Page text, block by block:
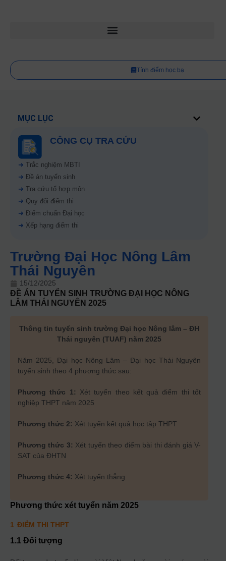
Tính điểm học bạ
MỤC LỤC
CÔNG CỤ TRA CỨU
➜ Trắc nghiệm MBTI
➜ Đề án tuyển sinh
➜ Tra cứu tổ hợp môn
➜ Quy đổi điểm thi
➜ Điểm chuẩn Đại học
➜ Xếp hạng điểm thi
Trường Đại Học Nông Lâm
Thái Nguyên
15/12/2025
ĐỀ ÁN TUYỂN SINH TRƯỜNG ĐẠI HỌC NÔNG
LÂM THÁI NGUYÊN 2025
Thông tin tuyển sinh trường Đại học Nông lâm – ĐH
Thái nguyên (TUAF) năm 2025
Năm 2025, Đại học Nông Lâm – Đại học Thái Nguyên
tuyển sinh theo 4 phương thức sau:
Phương thức 1:
Xét tuyển theo kết quả điểm thi tốt
nghiệp THPT năm 2025
Phương thức 2: Xét tuyển kết quả học tập THPT
Phương thức 3: Xét tuyển theo điểm bài thi đánh giá V-
SAT của ĐHTN
Phương thức 4: Xét tuyển thẳng
Phương thức xét tuyển năm 2025
1 ĐIỂM THI THPT
1.1 Đối tượng